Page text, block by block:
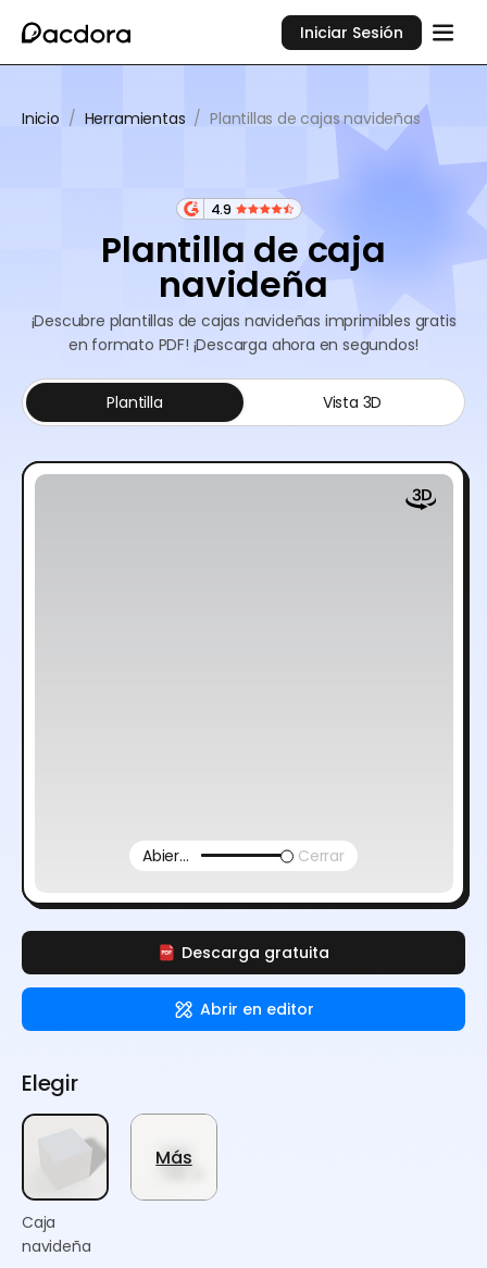
Iniciar Sesión
Inicio / Herramientas / Plantillas de cajas navideñas
4.9
Plantilla de caja
navideña
¡Descubre plantillas de cajas navideñas imprimibles gratis
en formato PDF! ¡Descarga ahora en segundos!
Descarga gratuita
Abrir en editor
Plantilla Vista 3D
Abierto Cerrar
Elegir
Caja
navideña
Más